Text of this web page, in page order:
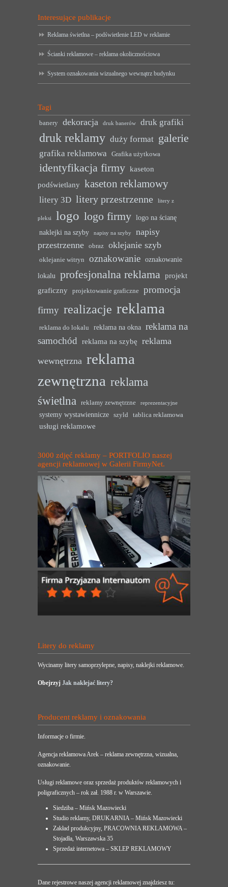
Interesujące publikacje
Reklama świetlna – podświetlenie LED w reklamie
Ścianki reklamowe – reklama okolicznościowa
System oznakowania wizualnego wewnątrz budynku
Tagi
banery dekoracja druk banerów druk grafiki
druk reklamy duży format galerie
grafika reklamowa Grafika użytkowa
identyfikacja firmy kaseton
podświetlany kaseton reklamowy
litery 3D litery przestrzenne litery z
pleksi logo logo firmy logo na ścianę
naklejki na szyby
napisy na szyby
napisy
przestrzenne
obraz oklejanie szyb
oklejanie witryn oznakowanie oznakowanie
lokalu profesjonalna reklama projekt
graficzny
projektowanie graficzne
promocja
firmy realizacje reklama
reklama do lokalu reklama na okna reklama na
samochód reklama na szybę reklama
wewnętrzna reklama
zewnętrzna reklama
świetlna
reklamy zewnętrzne reprezentacyjne
systemy wystawiennicze szyld tablica reklamowa
usługi reklamowe
3000 zdjęć reklamy – PORTFOLIO naszej
agencji reklamowej w Galerii FirmyNet.
Litery do reklamy
Wycinamy litery samoprzylepne, napisy, naklejki reklamowe.
Obejrzyj Jak naklejać litery?
Producent reklamy i oznakowania
Informacje o firmie.
Agencja reklamowa Arek – reklama zewnętrzna, wizualna,
oznakowanie.
Usługi reklamowe oraz sprzedaż produktów reklamowych i
poligraficznych – rok zał. 1988 r. w Warszawie.
Siedziba – Mińsk Mazowiecki
Studio reklamy, DRUKARNIA – Mińsk Mazowiecki
Zakład produkcyjny, PRACOWNIA REKLAMOWA –
Stojadła, Warszawska 35
Sprzedaż internetowa – SKLEP REKLAMOWY
Dane rejestrowe naszej agencji reklamowej znajdziesz tu: